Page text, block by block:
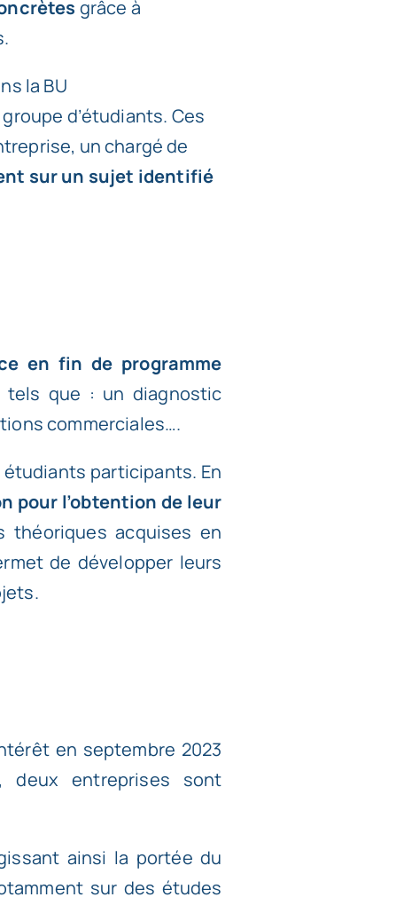
grâce à
la BU
d’étudiants. Ces
un chargé de
sur un sujet identifié
en fin de programme
tels que : un diagnostic
commerciales….
participants. En
pour l’obtention de leur
théoriques acquises en
de développer leurs
en septembre 2023
deux entreprises sont
ainsi la portée du
sur des études